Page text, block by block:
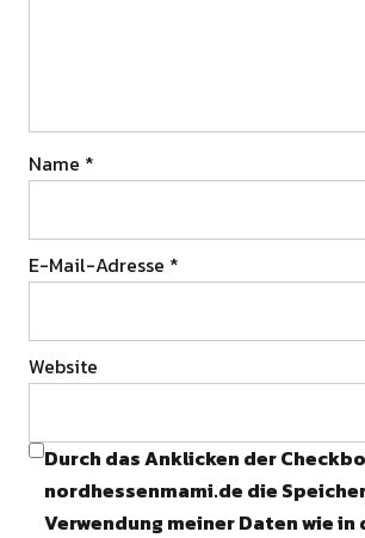
Name *
E-Mail-Adresse *
Website
Durch das Anklicken der
nordhessenmami.de die
Verwendung meiner Daten wie in